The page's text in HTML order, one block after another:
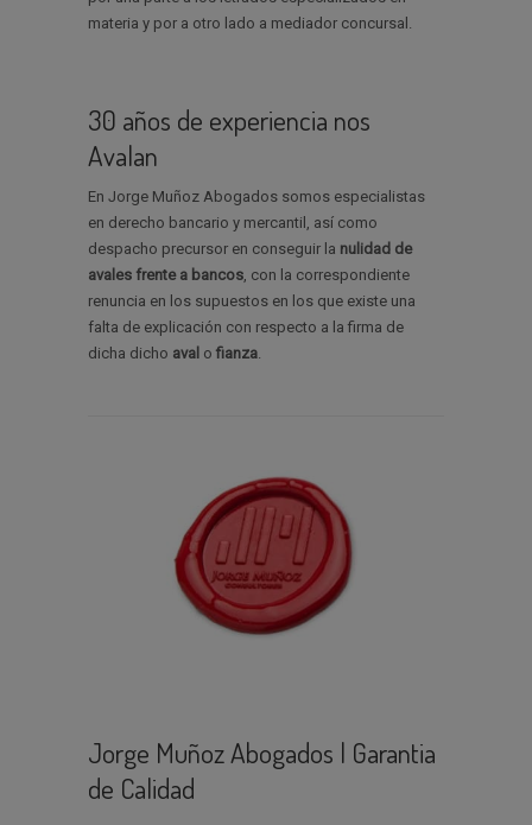
materia y por a otro lado a mediador concursal.
30 años de experiencia nos
Avalan
En Jorge Muñoz Abogados somos especialistas
en derecho bancario y mercantil, así como
despacho precursor en conseguir la nulidad de
avales frente a bancos, con la correspondiente
renuncia en los supuestos en los que existe una
falta de explicación con respecto a la firma de
dicha dicho aval o fianza.
Jorge Muñoz Abogados | Garantia
de Calidad